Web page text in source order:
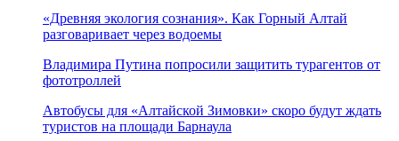
«Древняя экология сознания». Как Горный Алтай
разговаривает через водоемы
Владимира Путина попросили защитить турагентов от
фототроллей
Автобусы для «Алтайской Зимовки» скоро будут ждать
туристов на площади Барнаула